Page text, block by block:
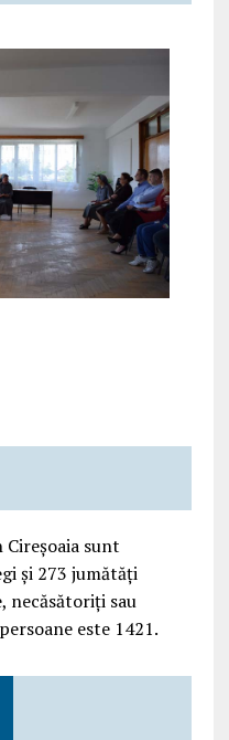
sunt
și 273 jumătăți
necăsătoriți sau
este 1421.